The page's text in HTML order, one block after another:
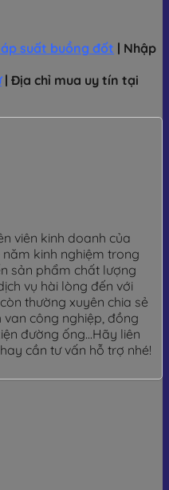
suất buồng đốt | Nhập
| Địa chỉ mua uy tín tại
viên kinh doanh của
năm kinh nghiệm trong
sản phẩm chất lượng
vụ hài lòng đến với
thường xuyên chia sẻ
van công nghiệp, đồng
đường ống...Hãy liên
cần tư vấn hỗ trợ nhé!